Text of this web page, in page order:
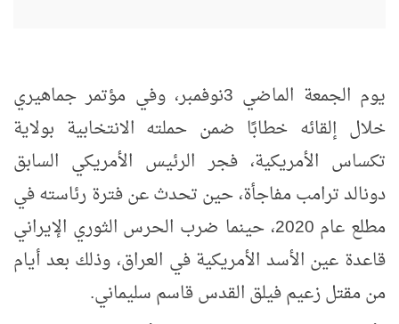
يوم الجمعة الماضي 3نوفمبر، وفي مؤتمر جماهيري
خلال إلقائه خطابًا ضمن حملته الانتخابية بولاية
تكساس الأمريكية، فجر الرئيس الأمريكي السابق
دونالد ترامب مفاجأة، حين تحدثعن فترة رئاسته في
مطلع عام 2020، حينما ضرب الحرس الثوري الإيراني
قاعدة عين الأسد الأمريكية في العراق، وذلك بعد أيام
من مقتل زعيم فيلق القدس قاسم سليماني.